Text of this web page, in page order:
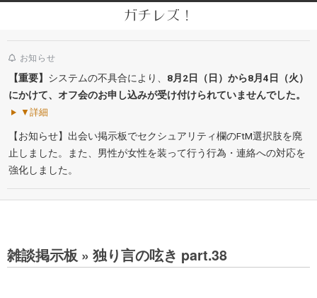
ガチレズ！
Navigation
Menu
お知らせ
【重要】 システムの不具合により、 8月2日（日）から8月4日（火）
にかけて、オフ会のお申し込みが受け付けられていませんでした。
▼詳細
【お知らせ】出会い掲示板でセクシュアリティ欄のFtM選択肢を廃
止しました。また、男性が女性を装って行う行為・連絡への対応を
強化しました。
雑談掲示板 » 独り言の呟き part.38